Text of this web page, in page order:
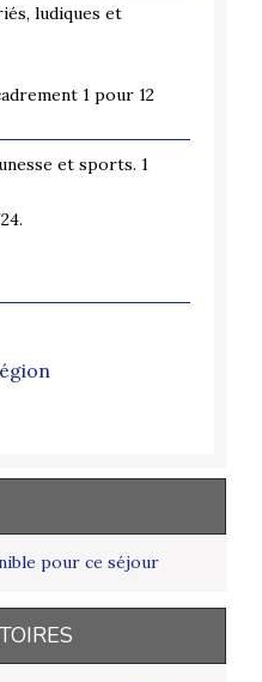
ludiques et
1 pour 12
et sports. 1
pour ce séjour